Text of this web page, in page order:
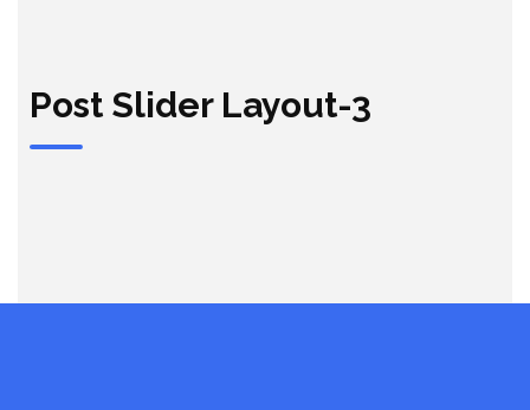
Post Slider Layout-3